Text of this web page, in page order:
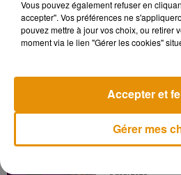
6 août 2026
La version
Vous pouvez également refuser en
accepter". Vos préférences ne
pouvez mettre à jour vos choix, ou retirer
moment via le lien "Gérer les cookies"
Gérer mes
Accepter et